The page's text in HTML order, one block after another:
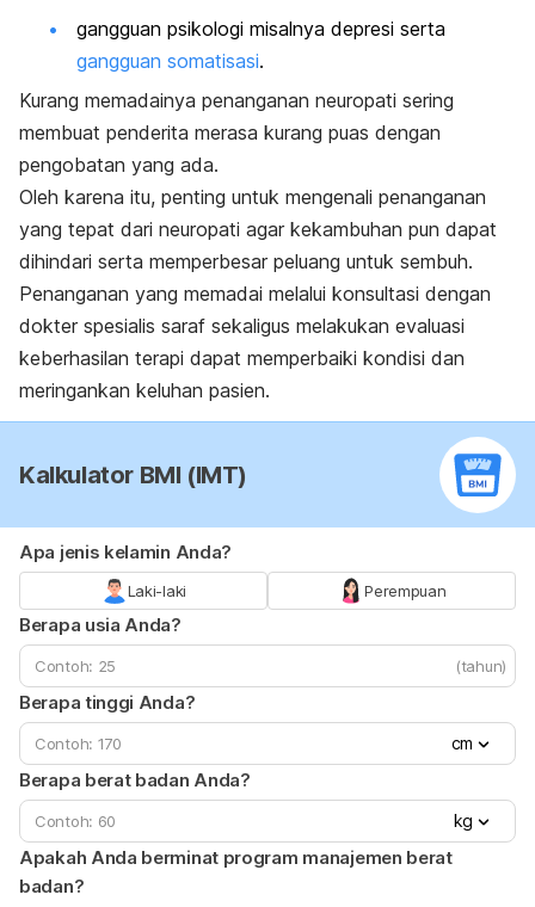
gangguan psikologi misalnya depresi serta
gangguan somatisasi.
Kurang memadainya penanganan neuropati sering
membuat penderita merasa kurang puas dengan
pengobatan yang ada.
Oleh karena itu, penting untuk mengenali penanganan
yang tepat dari neuropati agar kekambuhan pun dapat
dihindari serta memperbesar peluang untuk sembuh.
Penanganan yang memadai melalui konsultasi dengan
dokter spesialis saraf sekaligus melakukan evaluasi
keberhasilan terapi dapat memperbaiki kondisi dan
meringankan keluhan pasien.
Kalkulator BMI (IMT)
Apa jenis kelamin Anda?
Laki-laki Perempuan
Berapa usia Anda?
(tahun)
Berapa tinggi Anda?
cm
Berapa berat badan Anda?
kg
Apakah Anda berminat program manajemen berat
badan?